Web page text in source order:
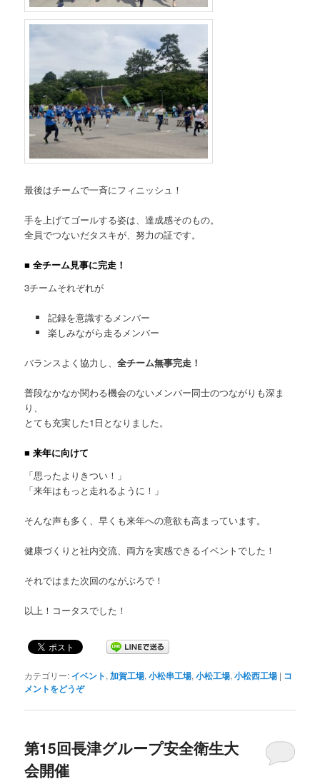
最後はチームで一斉にフィニッシュ！
手を上げてゴールする姿は、達成感そのもの。
全員でつないだタスキが、努力の証です。
■ 全チーム見事に完走！
3チームそれぞれが
記録を意識するメンバー
楽しみながら走るメンバー
バランスよく協力し、全チーム無事完走！
普段なかなか関わる機会のないメンバー同士のつながりも深ま
り、
とても充実した1日となりました。
■ 来年に向けて
「思ったよりきつい！」
「来年はもっと走れるように！」
そんな声も多く、早くも来年への意欲も高まっています。
健康づくりと社内交流、両方を実感できるイベントでした！
それではまた次回のながぶろで！
以上！コータスでした！
カテゴリー: イベント,加賀工場,小松串工場,小松工場,小松西工場 | コ
メントをどうぞ
第15回長津グループ安全衛生大
会開催